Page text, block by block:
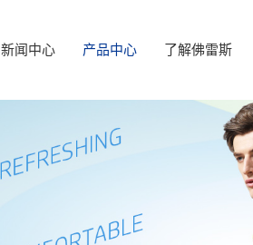
新闻中心 产品中心 了解佛雷斯